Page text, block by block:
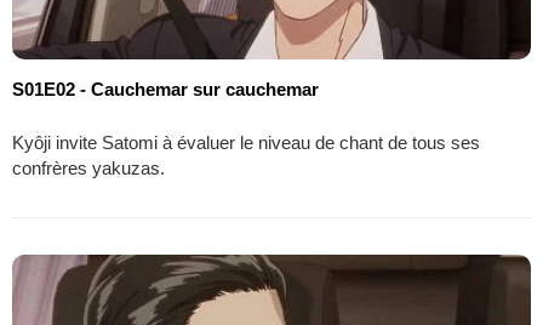
S01E02 - Cauchemar sur cauchemar
Kyôji invite Satomi à évaluer le niveau de chant de tous ses
confrères yakuzas.